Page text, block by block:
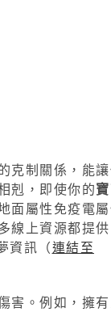
克制關係，能
剋，即使你的
面屬性免疫電
線上資源都提
資訊（連結至
害。例如，擁